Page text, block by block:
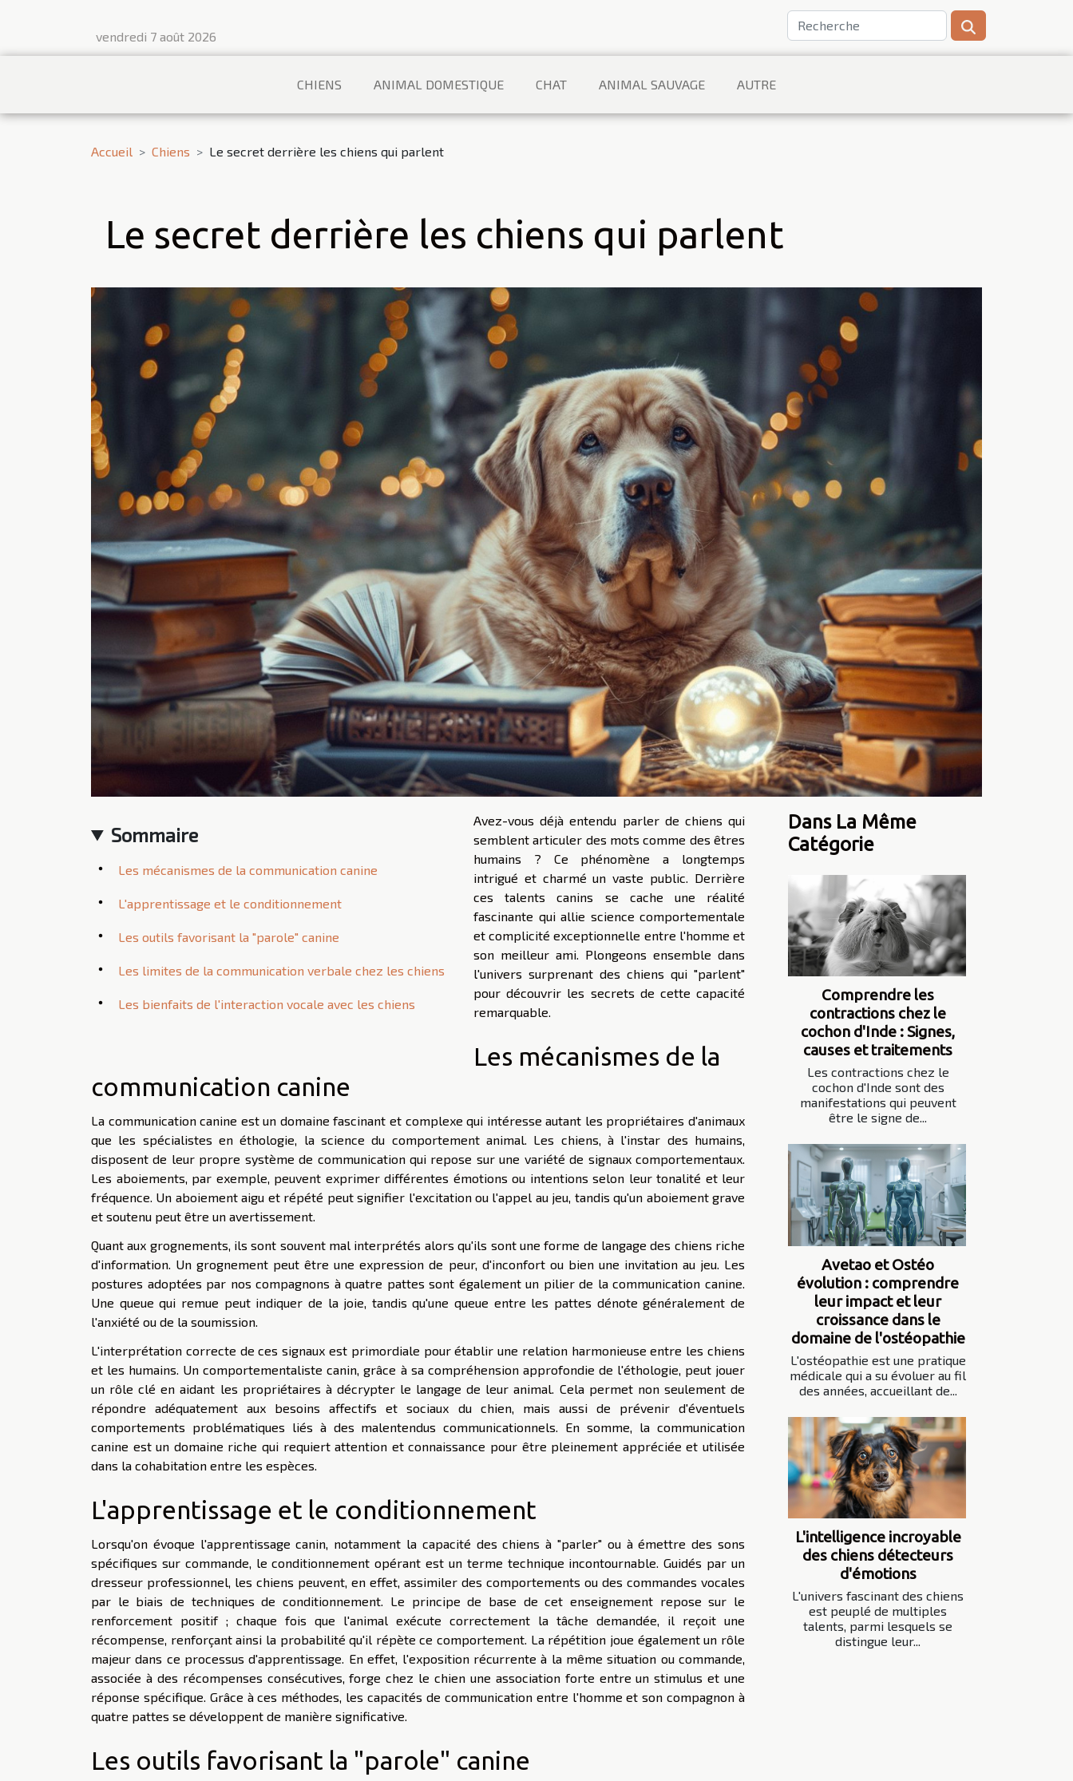
vendredi 7 août 2026
CHIENS ANIMAL DOMESTIQUE CHAT ANIMAL SAUVAGE AUTRE
Accueil Chiens Le secret derrière les chiens qui parlent
Le secret derrière les chiens qui parlent
Sommaire
Les mécanismes de la communication canine
L'apprentissage et le conditionnement
Les outils favorisant la "parole" canine
Les limites de la communication verbale chez les chiens
Les bienfaits de l'interaction vocale avec les chiens
Avez-vous déjà entendu parler de chiens qui
semblent articuler des mots comme des êtres
humains ? Ce phénomène a longtemps
intrigué et charmé un vaste public. Derrière
ces talents canins se cache une réalité
fascinante qui allie science comportementale
et complicité exceptionnelle entre l'homme et
son meilleur ami. Plongeons ensemble dans
l'univers surprenant des chiens qui "parlent"
pour découvrir les secrets de cette capacité
remarquable.
Les mécanismes de la
communication canine
La communication canine est un domaine fascinant et complexe qui intéresse autant les propriétaires d'animaux
que les spécialistes en éthologie, la science du comportement animal. Les chiens, à l'instar des humains,
disposent de leur propre système de communication qui repose sur une variété de signaux comportementaux.
Les aboiements, par exemple, peuvent exprimer différentes émotions ou intentions selon leur tonalité et leur
fréquence. Un aboiement aigu et répété peut signifier l'excitation ou l'appel au jeu, tandis qu'un aboiement grave
et soutenu peut être un avertissement.
Quant aux grognements, ils sont souvent mal interprétés alors qu'ils sont une forme de langage des chiens riche
d'information. Un grognement peut être une expression de peur, d'inconfort ou bien une invitation au jeu. Les
postures adoptées par nos compagnons à quatre pattes sont également un pilier de la communication canine.
Une queue qui remue peut indiquer de la joie, tandis qu'une queue entre les pattes dénote généralement de
l'anxiété ou de la soumission.
L'interprétation correcte de ces signaux est primordiale pour établir une relation harmonieuse entre les chiens
et les humains. Un comportementaliste canin, grâce à sa compréhension approfondie de l'éthologie, peut jouer
un rôle clé en aidant les propriétaires à décrypter le langage de leur animal. Cela permet non seulement de
répondre adéquatement aux besoins affectifs et sociaux du chien, mais aussi de prévenir d'éventuels
comportements problématiques liés à des malentendus communicationnels. En somme, la communication
canine est un domaine riche qui requiert attention et connaissance pour être pleinement appréciée et utilisée
dans la cohabitation entre les espèces.
L'apprentissage et le conditionnement
Lorsqu'on évoque l'apprentissage canin, notamment la capacité des chiens à "parler" ou à émettre des sons
spécifiques sur commande, le conditionnement opérant est un terme technique incontournable. Guidés par un
dresseur professionnel, les chiens peuvent, en effet, assimiler des comportements ou des commandes vocales
par le biais de techniques de conditionnement. Le principe de base de cet enseignement repose sur le
renforcement positif ; chaque fois que l'animal exécute correctement la tâche demandée, il reçoit une
récompense, renforçant ainsi la probabilité qu'il répète ce comportement. La répétition joue également un rôle
majeur dans ce processus d'apprentissage. En effet, l'exposition récurrente à la même situation ou commande,
associée à des récompenses consécutives, forge chez le chien une association forte entre un stimulus et une
réponse spécifique. Grâce à ces méthodes, les capacités de communication entre l'homme et son compagnon à
quatre pattes se développent de manière significative.
Les outils favorisant la "parole" canine
Dans La Même
Catégorie
Comprendre les
contractions chez le
cochon d'Inde : Signes,
causes et traitements
Les contractions chez le
cochon d'Inde sont des
manifestations qui peuvent
être le signe de...
Avetao et Ostéo
évolution : comprendre
leur impact et leur
croissance dans le
domaine de l'ostéopathie
L'ostéopathie est une pratique
médicale qui a su évoluer au fil
des années, accueillant de...
L'intelligence incroyable
des chiens détecteurs
d'émotions
L'univers fascinant des chiens
est peuplé de multiples
talents, parmi lesquels se
distingue leur...